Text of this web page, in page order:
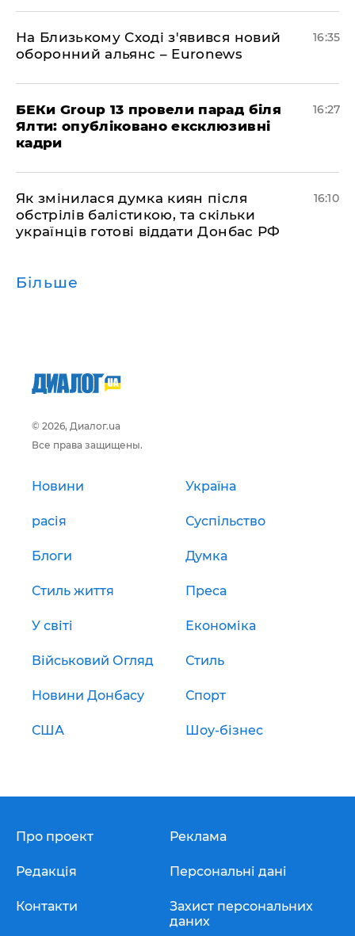
На Близькому Сході з'явився новий
оборонний альянс – Euronews
16:35
БЕКи Group 13 провели парад біля
Ялти: опубліковано ексклюзивні
кадри
16:27
Як змінилася думка киян після
обстрілів балістикою, та скільки
українців готові віддати Донбас РФ
16:10
Більше
© 2026, Диалог.ua
Все права защищены.
Новини Україна
расія Суспільство
Блоги Думка
Стиль життя Преса
У світі Економіка
Військовий Огляд Стиль
Новини Донбасу Спорт
США Шоу-бізнес
Про проект
Редакція
Контакти
Реклама
Персональні дані
Захист персональних
даних